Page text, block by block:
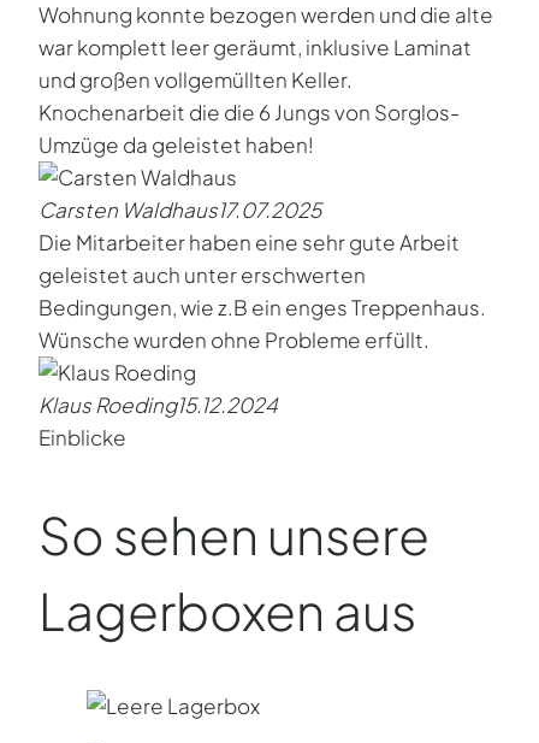
Wohnung konnte bezogen werden und die alte
war komplett leer geräumt, inklusive Laminat
und großen vollgemüllten Keller.
Knochenarbeit die die 6 Jungs von Sorglos-
Umzüge da geleistet haben!
Carsten Waldhaus17.07.2025
Die Mitarbeiter haben eine sehr gute Arbeit
geleistet auch unter erschwerten
Bedingungen, wie z.B ein enges Treppenhaus.
Wünsche wurden ohne Probleme erfüllt.
Klaus Roeding15.12.2024
Einblicke
So sehen unsere
Lagerboxen aus